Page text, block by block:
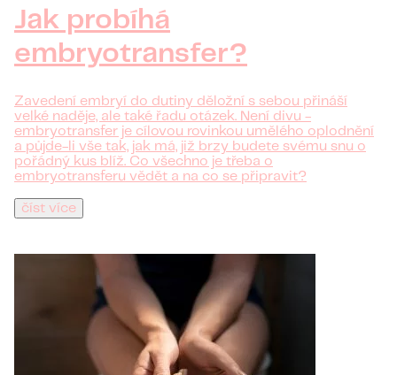
Jak probíhá
embryotransfer?
Zavedení embryí do dutiny děložní s sebou přináší
velké naděje, ale také řadu otázek. Není divu -
embryotransfer je cílovou rovinkou umělého oplodnění
a půjde-li vše tak, jak má, již brzy budete svému snu o
pořádný kus blíž. Co všechno je třeba o
embryotransferu vědět a na co se připravit?
číst více